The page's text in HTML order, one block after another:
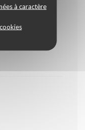
à caractère